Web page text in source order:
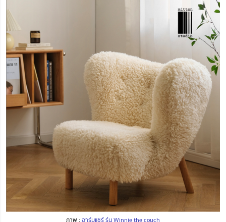
ภาพ :อาร์มแชร์ รุ่น Winnie the couch